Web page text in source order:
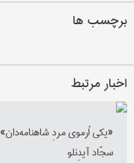
برچسب ها
اخبار مرتبط
«یکی اُرموی مردِ
سجّاد آیدِنلو